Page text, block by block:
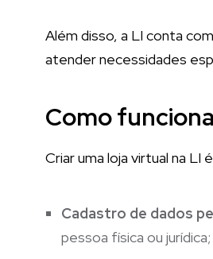
Além disso, a LI conta
atender necessidades
Como
Criar uma loja virtual na LI
Cadastro de dados
pessoa física ou jurídica;